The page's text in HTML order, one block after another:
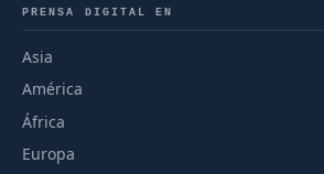
PRENSA DIGITAL EN
Asia
América
África
Europa